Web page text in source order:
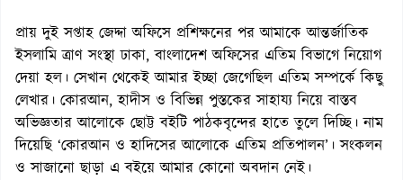
প্রায় দুই সপ্তাহ জেদ্দা অফিসে প্রশিক্ষনের পর আমাকে আন্তর্জাতিক
ইসলামি ত্রাণ সংস্থা ঢাকা, বাংলাদেশ অফিসের এতিম বিভাগে নিয়োগ
দেয়া হল। সেখান থেকেই আমার ইচ্ছা জেগেছিল এতিম সম্পর্কে কিছু
লেখার। কোরআন, হাদীস ও বিভিন্ন পুস্তকের সাহায্য নিয়ে বাস্তব
অভিজ্ঞতার আলোকে ছোট্ট বইটি পাঠকবৃন্দের হাতে তুলে দিচ্ছি। নাম
দিয়েছি ‘কোরআন ও হাদিসের আলোকে এতিম প্রতিপালন’। সংকলন
ও সাজানো ছাড়া এ বইয়ে আমার কোনো অবদান নেই।